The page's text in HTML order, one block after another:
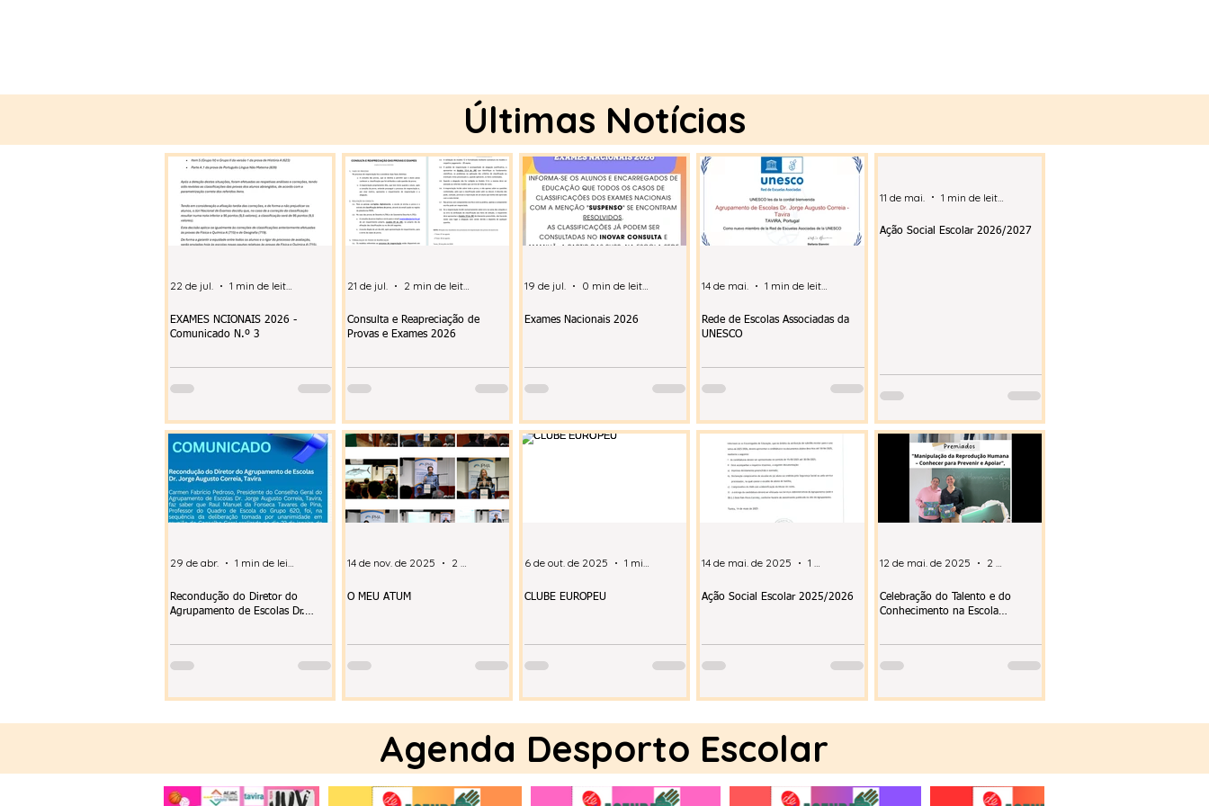
Últimas Notícias
EXAMES NCIONAIS 2026 -
Comunicado N.º 3
22 de jul. 1 min de leitura
Consulta e Reapreciação de
Provas e Exames 2026
21 de jul. 2 min de leitura
Exames Nacionais 2026
19 de jul. 0 min de leitura
Rede de Escolas Associadas da
UNESCO
14 de mai. 1 min de leitura
Ação Social Escolar 2026/2027
11 de mai.
Recondução do Diretor do
Agrupamento de Escolas Dr.
29 de abr. 1 min de leitura
O MEU ATUM
14 de nov. de 2025 2 min de leitura
CLUBE EUROPEU
6 de out. de 2025 1 min de leitura
Ação Social Escolar 2025/2026
14 de mai. de 2025 1 min de leitura
Celebração do Talento e do
Conhecimento na Escola
12 de mai. de 2025 2 min de leitura
Agenda Desporto Escolar